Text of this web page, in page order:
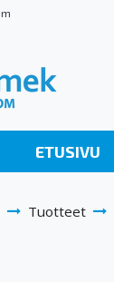
ETUSIVU
Tuotteet